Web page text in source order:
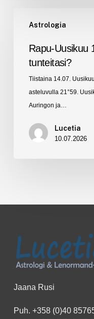
Astrologia
Uusikuu
Ethän
ohita
tunteitasi?
Rapu-Uusikuu
tunteitasi?
Tiistaina 14.07.
asteluvulla 21°59.
Auringon ja…
Lucetia
10.07.2026
Jaana Rusi
Puh. +358 (0)40